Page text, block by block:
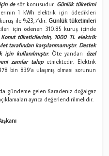
desöz konusudur. Günlük tüketimi
1 kWh elektrik için ödedikleri
ile %23,7’dir. Günlük tüketimleri
için ödenen 310.85 kuruş içinde
Konut tüketicilerinin, 1000 TL elektrik
tarafından karşılanmamıştır. Destek
için kullanılmıştır. Öte yandan özel
zamlar talepetmektedir. Elektrik
bin 839’a ulaşmış olması sorunun
gündeme gelen Karadeniz doğalgaz
ayrıca değerlendirilmelidir.